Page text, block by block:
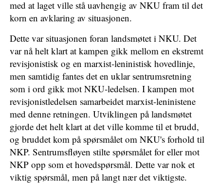
med at laget ville stå uavhengig av NKU fram til det
korn en avklaring av situasjonen.
Dette var situasjonen foran landsmøtet i NKU. Det
var nå helt klart at kampen gikk mellom en ekstremt
revisjonistisk og en marxist-leninistisk hovedlinje,
men samtidig fantes det en uklar sentrumsretning
som i ord gikk mot NKU-ledelsen. I kampen mot
revisjonistledelsen samarbeidet marxist-leninistene
med denne retningen. Utviklingen på landsmøtet
gjorde det helt klart at det ville komme til et brudd,
og bruddet kom på spørsmålet om NKU's forhold til
NKP. Sentrumsfløyen stilte spørsmålet for eller mot
NKP opp som et hovedspørsmål. Dette var nok et
viktig spørsmål, men på langt nær det viktigste.